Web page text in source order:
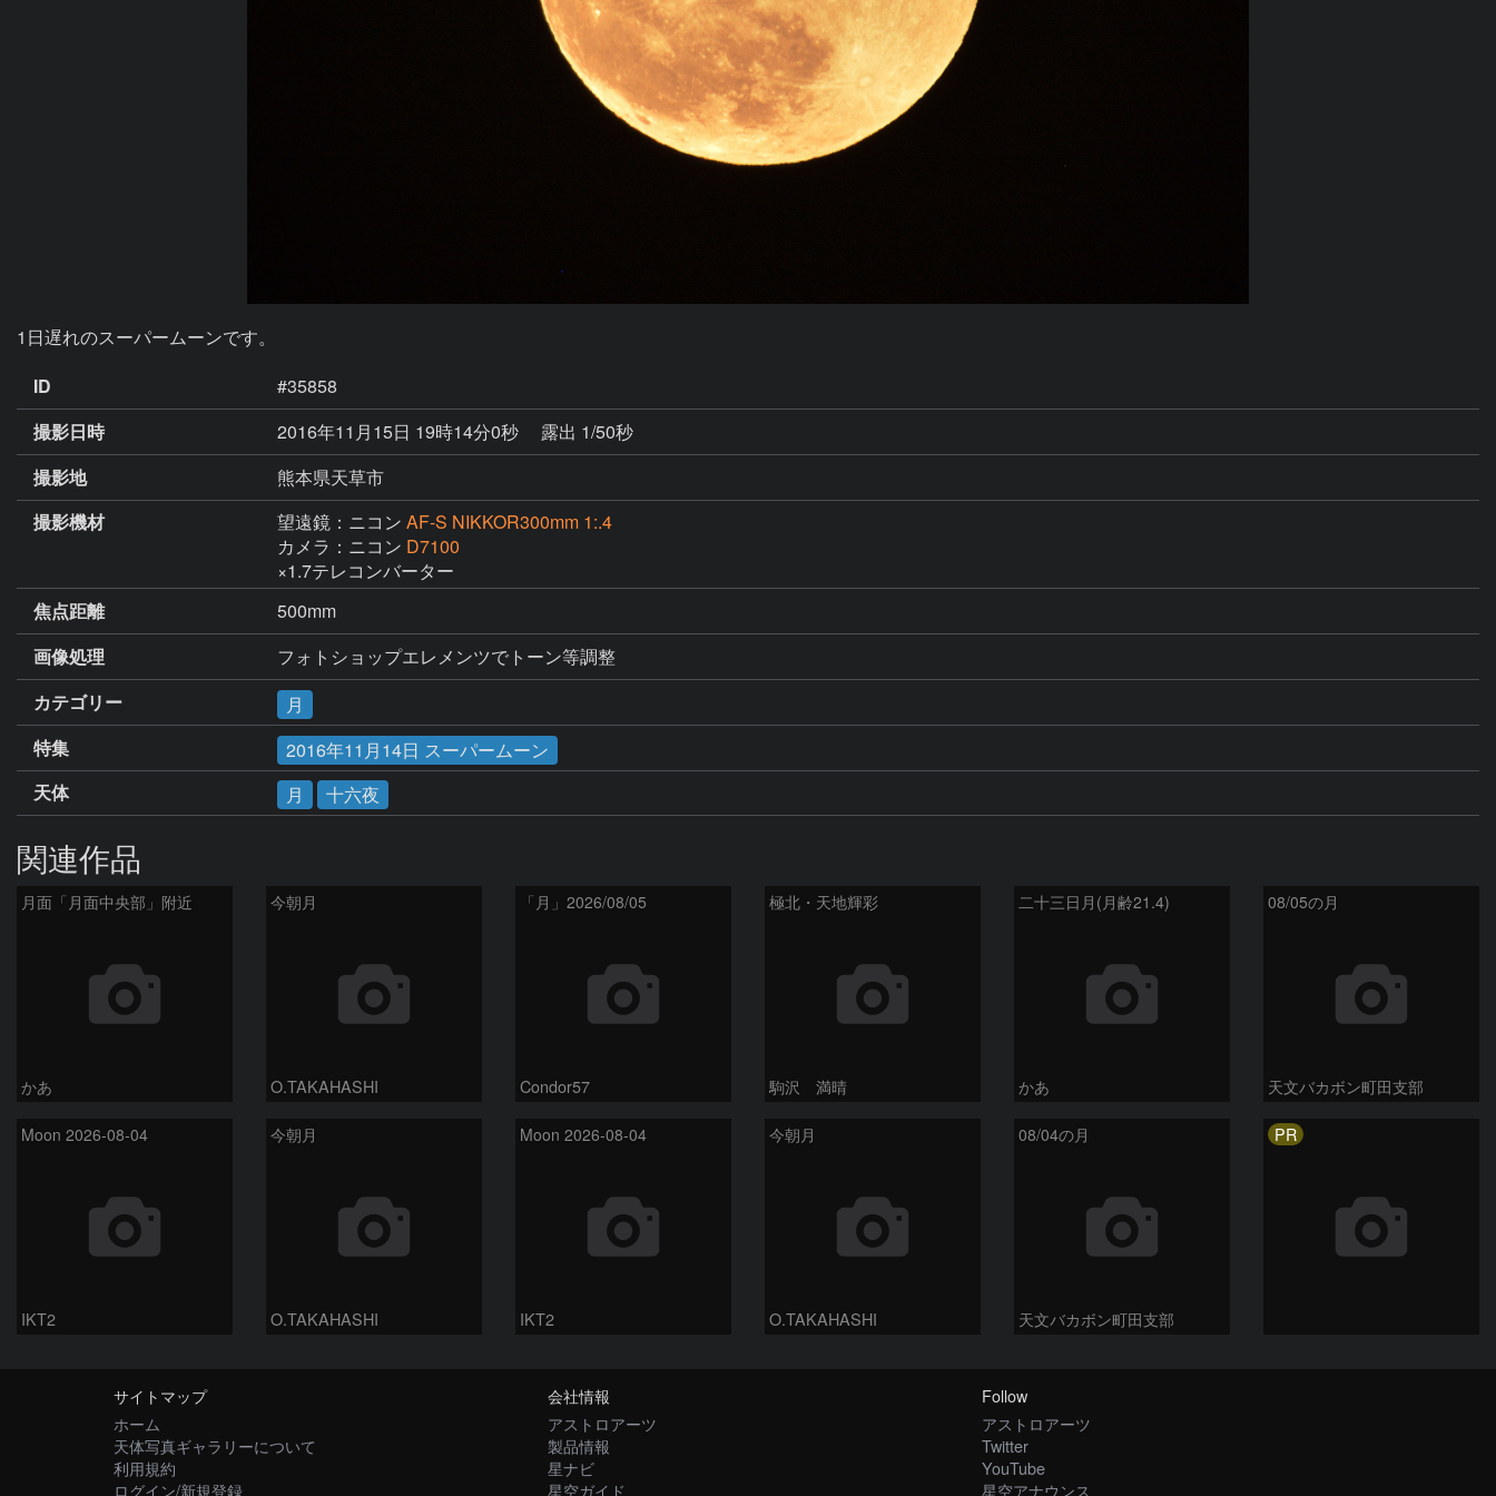
1日遅れのスーパームーンです。
ID
#35858
撮影日時
2016年11月15日 19時14分0秒
露出 1/50秒
撮影地
熊本県天草市
撮影機材
望遠鏡：ニコン AF-S NIKKOR300mm 1:.4
カメラ：ニコン D7100
×1.7テレコンバーター
焦点距離
500mm
画像処理
フォトショップエレメンツでトーン等調整
カテゴリー
月
特集
2016年11月14日 スーパームーン
天体
月 十六夜
関連作品
月面「月面中央部」附近
かあ
今朝月
O.TAKAHASHI
「月」2026/08/05
Condor57
極北・天地輝彩
駒沢 満晴
二十三日月(月齢21.4)
かあ
08/05の月
天文バカボン町田支部
Moon 2026-08-04
IKT2
今朝月
O.TAKAHASHI
Moon 2026-08-04
IKT2
今朝月
O.TAKAHASHI
08/04の月
天文バカボン町田支部
PR
サイトマップ
ホーム
天体写真ギャラリーについて
利用規約
ログイン/新規登録
会社情報
アストロアーツ
製品情報
星ナビ
星空ガイド
Follow
アストロアーツ
Twitter
YouTube
星空アナウンス